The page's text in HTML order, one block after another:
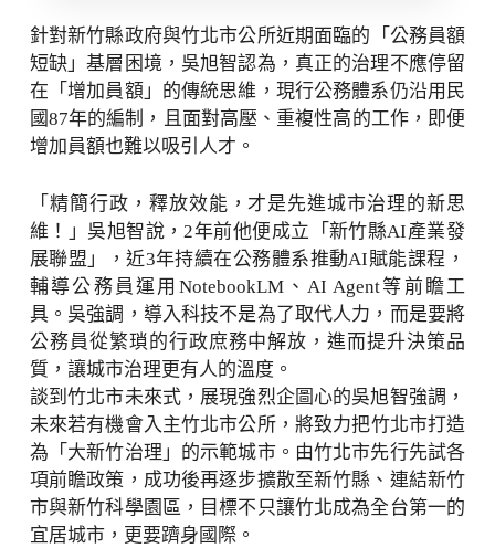
針對新竹縣政府與竹北市公所近期面臨的「公務員額
短缺」基層困境，吳旭智認為，真正的治理不應停留
在「增加員額」
的傳統思維，現行公務體系仍沿用民
國87年的編制，且面對高壓、 重複性高的工作，即便
增加員額也難以吸引人才。
「精簡行政，釋放效能，才是先進城市治理的新思
維！」 吳旭智說，2年前他便成立「新竹縣AI產業發
展聯盟」，近3年持續在公務體系推動AI賦能課程，
輔導公務員運用 NotebookLM、 AI Agent等前瞻工
具。吳強調，導入科技不是為了取代人力， 而是要將
公務員從繁瑣的行政庶務中解放，進而提升決策品
質， 讓城市治理更有人的溫度。
談到竹北市未來式，展現強烈企圖心的吳旭智強調，
未來若有機會入主竹北市公所，將致力把竹北市打造
為「 大新竹治理」的示範城市。由竹北市先行先試各
項前瞻政策， 成功後再逐步擴散至新竹縣、連結新竹
市與新竹科學園區， 目標不只讓竹北成為全台第一的
宜居城市，更要躋身國際。